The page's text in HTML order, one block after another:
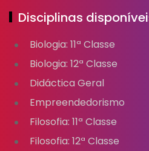
Disciplinas
Biologia: 11ª Classe
Biologia: 12ª Classe
Didáctica Geral
Empreendedorismo
Filosofia: 11ª Classe
Filosofia: 12ª Classe